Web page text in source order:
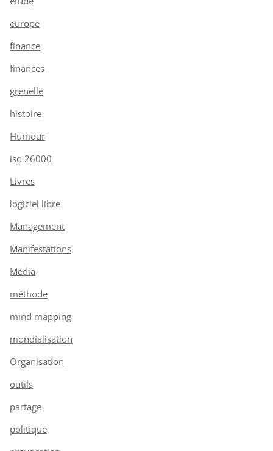
europe
finance
finances
grenelle
histoire
Humour
iso 26000
Livres
logiciel libre
Management
Manifestations
Média
méthode
mind mapping
mondialisation
Organisation
outils
partage
politique